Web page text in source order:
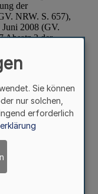
Sie können
nur solchen,
erforderlich